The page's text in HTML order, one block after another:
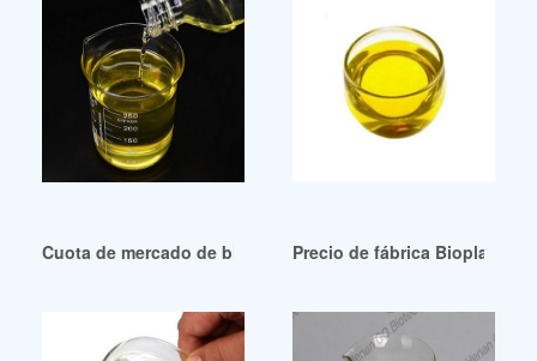
Cuota de mercado de bioplastificantes con buena
Precio de fábrica